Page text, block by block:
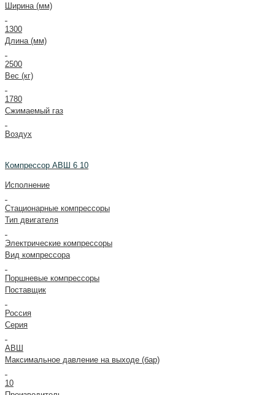
Ширина (мм)
1300
Длина (мм)
2500
Вес (кг)
1780
Сжимаемый газ
Воздух
Компрессор АВШ 6 10
Исполнение
Стационарные компрессоры
Тип двигателя
Электрические компрессоры
Вид компрессора
Поршневые компрессоры
Поставщик
Россия
Серия
АВШ
Максимальное давление на выходе (бар)
10